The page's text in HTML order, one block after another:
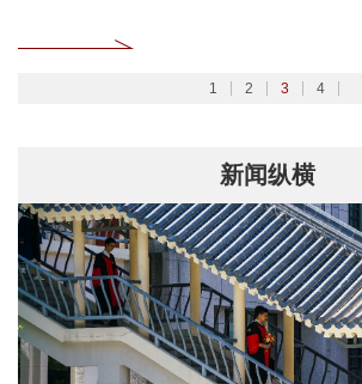
1 2 3 4
新闻纵横